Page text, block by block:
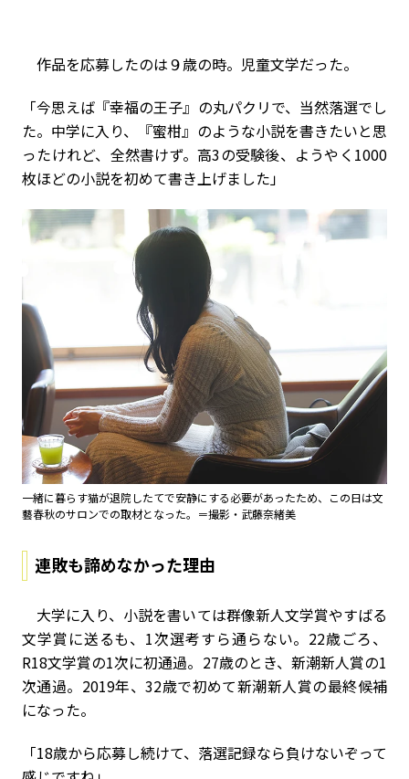
作品を応募したのは９歳の時。児童文学だった。
「今思えば『幸福の王子』の丸パクリで、当然落選でし
た。中学に入り、『蜜柑』のような小説を書きたいと思
ったけれど、全然書けず。高3の受験後、ようやく1000
枚ほどの小説を初めて書き上げました」
一緒に暮らす猫が退院したてで安静にする必要があったため、この日は文
藝春秋のサロンでの取材となった。＝撮影・武藤奈緒美
連敗も諦めなかった理由
大学に入り、小説を書いては群像新人文学賞やすばる
文学賞に送るも、1次選考すら通らない。22歳ごろ、
R18文学賞の1次に初通過。27歳のとき、新潮新人賞の1
次通過。2019年、32歳で初めて新潮新人賞の最終候補
になった。
「18歳から応募し続けて、落選記録なら負けないぞって